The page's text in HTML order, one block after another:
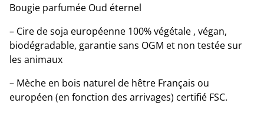
Bougie parfumée Oud éternel
– Cire de soja européenne 100% végétale , végan,
biodégradable, garantie sans OGM et non testée sur
les animaux
– Mèche en bois naturel de hêtre Français ou
européen (en fonction des arrivages) certifié FSC.